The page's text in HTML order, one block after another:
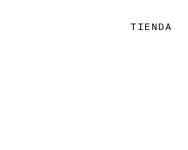
TIENDA